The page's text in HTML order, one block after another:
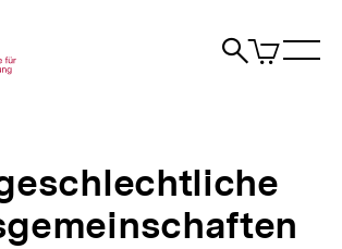
Suche
Artikel
im